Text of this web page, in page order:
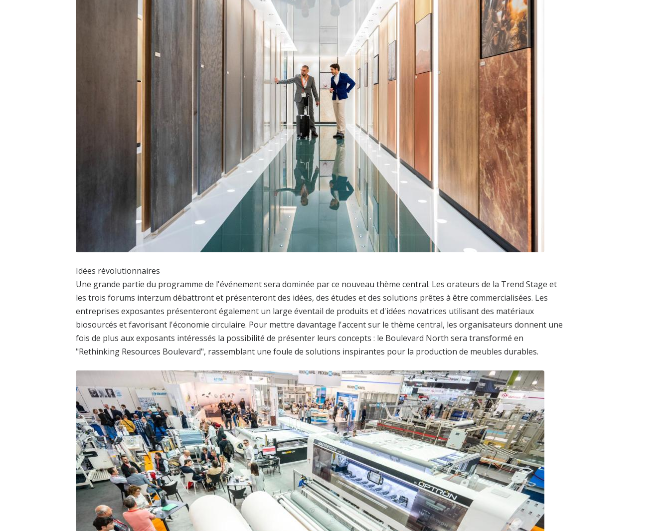
Idées révolutionnaires
Une grande partie du programme de l'événement sera dominée par ce nouveau thème central. Les orateurs de la Trend Stage et
les trois forums interzum débattront et présenteront des idées, des études et des solutions prêtes à être commercialisées. Les
entreprises exposantes présenteront également un large éventail de produits et d'idées novatrices utilisant des matériaux
biosourcés et favorisant l'économie circulaire. Pour mettre davantage l'accent sur le thème central, les organisateurs donnent une
fois de plus aux exposants intéressés la possibilité de présenter leurs concepts : le Boulevard North sera transformé en
"Rethinking Resources Boulevard", rassemblant une foule de solutions inspirantes pour la production de meubles durables.